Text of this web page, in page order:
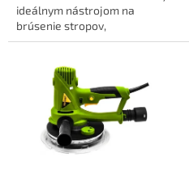
ideálnym nástrojom na
brúsenie stropov,
sadrokartónových stien a